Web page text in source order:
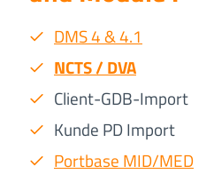
DMS 4 & 4.1
NCTS / DVA
Client-GDB-Import
Kunde PD Import
Portbase MID/MED